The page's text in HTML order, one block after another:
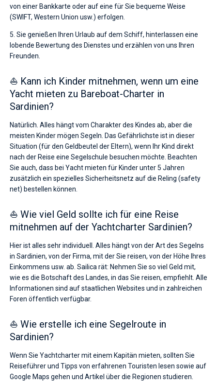
von einer Bankkarte oder auf eine für Sie bequeme Weise
(SWIFT, Western Union usw.) erfolgen.
5. Sie genießen Ihren Urlaub auf dem Schiff, hinterlassen eine
lobende Bewertung des Dienstes und erzählen von uns Ihren
Freunden.
⛵ Kann ich Kinder mitnehmen, wenn um eine
Yacht mieten zu Bareboat-Charter in
Sardinien?
Natürlich. Alles hängt vom Charakter des Kindes ab, aber die
meisten Kinder mögen Segeln. Das Gefährlichste ist in dieser
Situation (für den Geldbeutel der Eltern), wenn Ihr Kind direkt
nach der Reise eine Segelschule besuchen möchte. Beachten
Sie auch, dass bei Yacht mieten für Kinder unter 5 Jahren
zusätzlich ein spezielles Sicherheitsnetz auf die Reling (safety
net) bestellen können.
⛵ Wie viel Geld sollte ich für eine Reise
mitnehmen auf der Yachtcharter Sardinien?
Hier ist alles sehr individuell. Alles hängt von der Art des Segelns
in Sardinien, von der Firma, mit der Sie reisen, von der Höhe Ihres
Einkommens usw. ab. Sailica rät: Nehmen Sie so viel Geld mit,
wie es die Botschaft des Landes, in das Sie reisen, empfiehlt. Alle
Informationen sind auf staatlichen Websites und in zahlreichen
Foren öffentlich verfügbar.
⛵ Wie erstelle ich eine Segelroute in
Sardinien?
Wenn Sie Yachtcharter mit einem Kapitän mieten, sollten Sie
Reiseführer und Tipps von erfahrenen Touristen lesen sowie auf
Google Maps gehen und Artikel über die Regionen studieren.